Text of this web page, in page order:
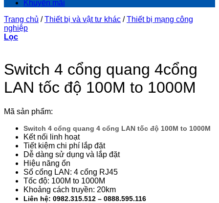
Khuyến mãi
Trang chủ / Thiết bị và vật tư khác / Thiết bị mạng công
nghiệp
Lọc
Switch 4 cổng quang 4cổng
LAN tốc độ 100M to 1000M
Mã sản phẩm:
Switch 4 cổng quang 4 cổng LAN tốc độ 100M to 1000M
Kết nối linh hoạt
Tiết kiệm chi phí lắp đặt
Dễ dàng sử dụng và lắp đặt
Hiệu năng ổn
Sổ cổng LAN: 4 cổng RJ45
Tốc độ: 100M to 1000M
Khoảng cách truyền: 20km
Liên hệ: 0982.315.512 – 0888.595.116